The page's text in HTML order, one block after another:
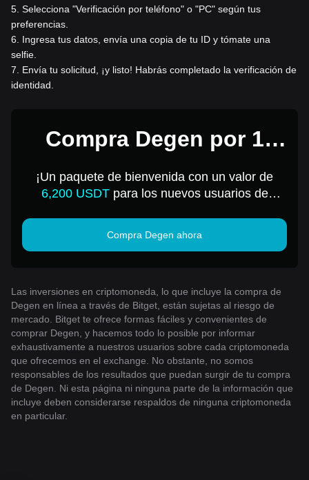
5 Selecciona "Verificación por teléfono" o "PC" según tus
preferencias.
6
Ingresa tus datos, envía una copia de tu ID y tómate una
selfie.
7
Envía tu solicitud, ¡y listo! Habrás completado la verificación de
identidad.
Compra Degen por 1
¡Un paquete de bienvenida con un valor de
6,200 USDTpara los nuevos usuarios de
Compra Degen ahora
Las inversiones en criptomoneda, lo que incluye la compra de
Degen en línea a través de Bitget, están sujetas al riesgo de
mercado. Bitget te ofrece formas fáciles y convenientes de
comprar Degen, y hacemos todo lo posible por informar
exhaustivamente a nuestros usuarios sobre cada criptomoneda
que ofrecemos en el exchange. No obstante, no somos
responsables de los resultados que puedan surgir de tu compra
de Degen. Ni esta página ni ninguna parte de la información que
incluye deben considerarse respaldos de ninguna criptomoneda
en particular.